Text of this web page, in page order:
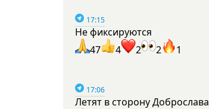
17:15
Не фиксируются
47
4 2 2 1
17:06
Летят в сторону Доброслава